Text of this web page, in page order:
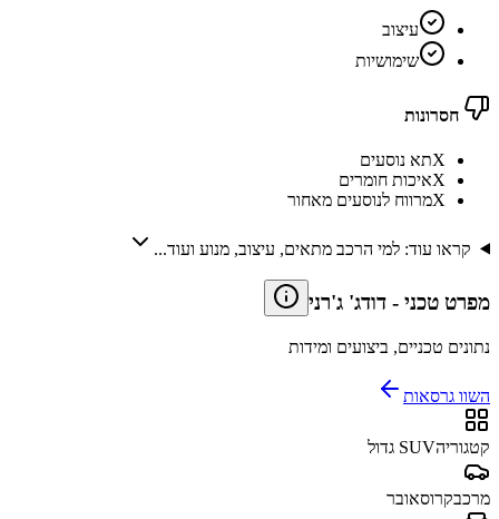
עיצוב
שימושיות
חסרונות
Xתא נוסעים
Xאיכות חומרים
Xמרווח לנוסעים מאחור
קראו עוד: למי הרכב מתאים, עיצוב, מנוע ועוד...
מפרט טכני - דודג' ג'רני
נתונים טכניים, ביצועים ומידות
השוו גרסאות
קטגוריהSUV גדול
מרכבקרוסאובר